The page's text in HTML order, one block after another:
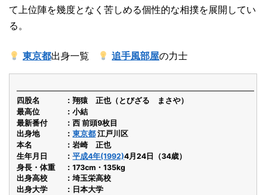
て上位陣を幾度となく苦しめる個性的な相撲を展開してい
る。
東京都出身一覧 追手風部屋の力士
四股名
翔猿 正也（とびざる まさや）
最高位
小結
最新番付
西 前頭9枚目
出身地
東京都 江戸川区
本名
岩崎 正也
生年月日
平成4年(1992)4月24日（34歳）
身長・体重
173cm・135kg
出身高校
埼玉栄高校
出身大学
日本大学